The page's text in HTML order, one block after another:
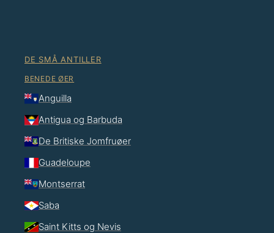
DE SMÅ ANTILLER
BENEDE ØER
Anguilla
Antigua og Barbuda
De Britiske Jomfruøer
Guadeloupe
Montserrat
Saba
Saint Kitts og Nevis